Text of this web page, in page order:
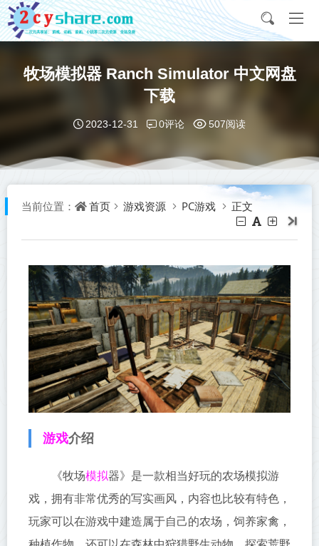
牧场模拟器 Ranch Simulator 中文网盘
下载
2023-12-31 0评论 507阅读
当前位置： 首页 游戏资源 PC游戏 正文
游戏介绍
《牧场模拟器》是一款相当好玩的农场模拟游
戏，拥有非常优秀的写实画风，内容也比较有特色，
玩家可以在游戏中建造属于自己的农场，饲养家禽，